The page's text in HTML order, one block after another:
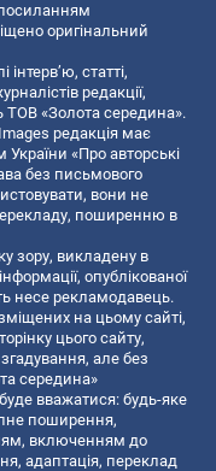
посиланням
оригінальний
статті,
редакції,
ТОВ «Золота середина».
редакція має
«Про авторські
без письмового
вони не
поширенню в
зору, викладену в
опублікованої
несе рекламодавець.
на цьому сайті,
цього сайту,
але без
середина»
вважатися: будь-яке
поширення,
включенням до
адаптація, переклад